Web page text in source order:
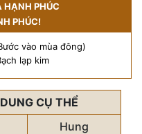
HẠNH PHÚC
PHÚC!
vào mùa đông)
lạp kim
CỤ THỂ
Hung